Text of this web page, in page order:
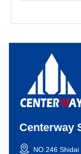
Centerway
NO.246 Shidai